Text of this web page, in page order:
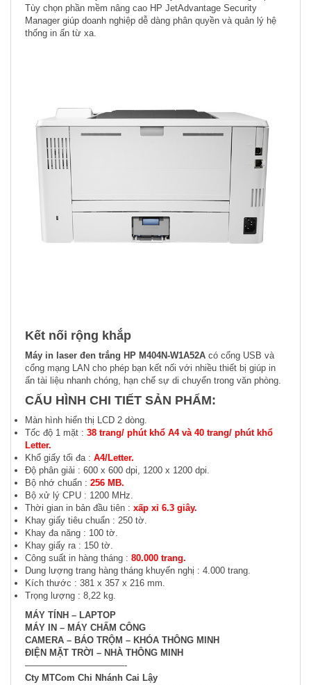
Tùy chọn phần mềm nâng cao HP JetAdvantage Security
Manager giúp doanh nghiệp dễ dàng phân quyền và quản lý hệ
thống in ấn từ xa.
Kết nối rộng khắp
Máy in laser đen trắng HP M404N-W1A52A có cổng USB và
cổng mạng LAN cho phép bạn kết nối với nhiều thiết bị giúp in
ấn tài liệu nhanh chóng, hạn chế sự di chuyển trong văn phòng.
CẤU HÌNH CHI TIẾT SẢN PHẨM:
Màn hình hiển thị LCD 2 dòng.
Tốc độ 1 mặt : 38 trang/ phút khổ A4 và 40 trang/ phút khổ
Letter.
Khổ giấy tối đa : A4/Letter.
Độ phân giải : 600 x 600 dpi, 1200 x 1200 dpi.
Bộ nhớ chuẩn : 256 MB.
Bộ xử lý CPU : 1200 MHz.
Thời gian in bản đầu tiên : xấp xỉ 6.3 giây.
Khay giấy tiêu chuẩn : 250 tờ.
Khay đa năng : 100 tờ.
Khay giấy ra : 150 tờ.
Công suất in hàng tháng : 80.000 trang.
Dung lượng trang hàng tháng khuyến nghị : 4.000 trang.
Kích thước : 381 x 357 x 216 mm.
Trọng lượng : 8,22 kg.
MÁY TÍNH – LAPTOP
MÁY IN – MÁY CHẤM CÔNG
CAMERA – BÁO TRỘM – KHÓA THÔNG MINH
ĐIỆN MẶT TRỜI – NHÀ THÔNG MINH
———————————-
Cty MTCom Chi Nhánh Cai Lậy